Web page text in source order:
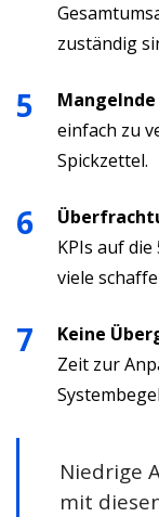
zuständig
einfach zu
Spickzettel.
KPIs auf
viele
Keine
Zeit zur
Niedrige
mit